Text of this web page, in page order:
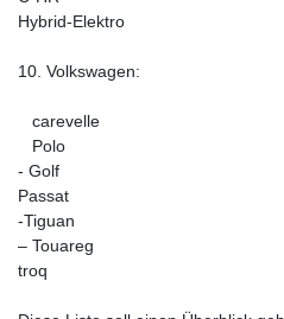
Hybrid-Elektro
10. Volkswagen:
carevelle
Polo
- Golf
Passat
-Tiguan
– Touareg
troq